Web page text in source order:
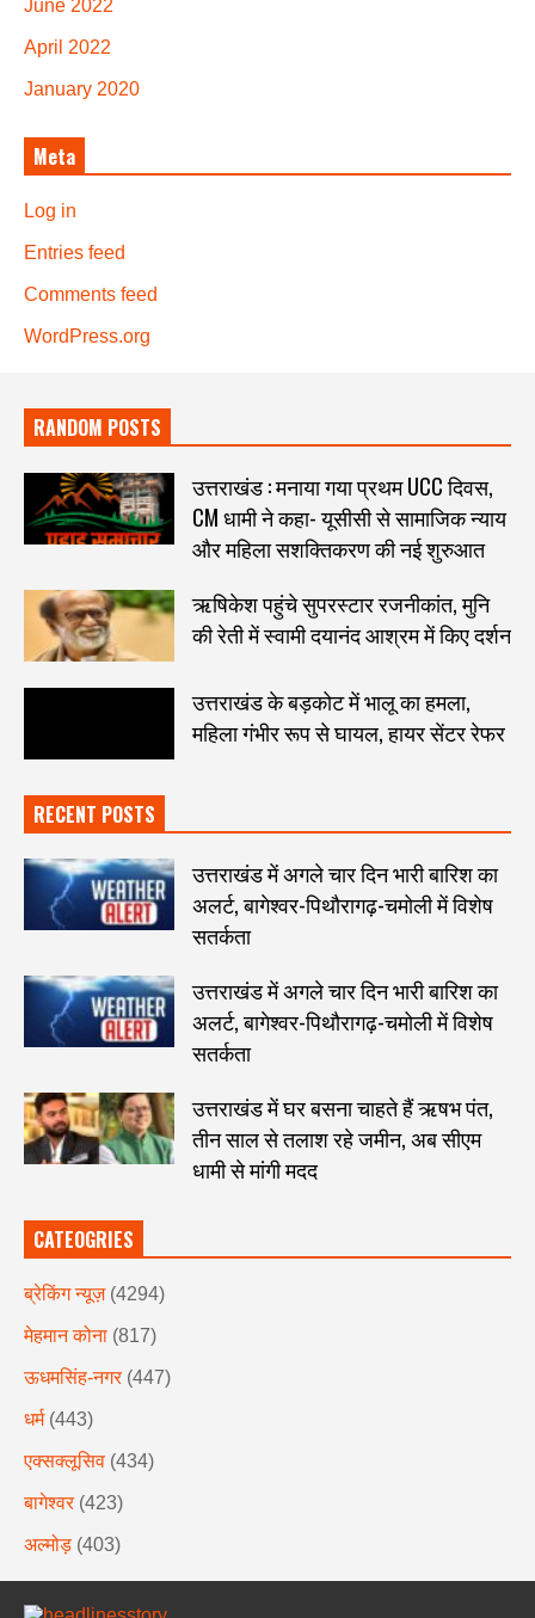
June 2022
April 2022
January 2020
Meta
Log in
Entries feed
Comments feed
WordPress.org
RANDOM POSTS
उत्तराखंड : मनाया गया प्रथम UCC दिवस,
CM धामी ने कहा- यूसीसी से सामाजिक न्याय
और महिला सशक्तिकरण की नई शुरुआत
ऋषिकेश पहुंचे सुपरस्टार रजनीकांत, मुनि
की रेती में स्वामी दयानंद आश्रम में किए दर्शन
उत्तराखंड के बड़कोट में भालू का हमला,
महिला गंभीर रूप से घायल, हायर सेंटर रेफर
RECENT POSTS
उत्तराखंड में अगले चार दिन भारी बारिश का
अलर्ट, बागेश्वर-पिथौरागढ़-चमोली में विशेष
सतर्कता
उत्तराखंड में अगले चार दिन भारी बारिश का
अलर्ट, बागेश्वर-पिथौरागढ़-चमोली में विशेष
सतर्कता
उत्तराखंड में घर बसना चाहते हैं ऋषभ पंत,
तीन साल से तलाश रहे जमीन, अब सीएम
धामी से मांगी मदद
CATEOGRIES
ब्रेकिंग न्यूज़ (4294)
मेहमान कोना (817)
ऊधमसिंह-नगर (447)
धर्म (443)
एक्सक्लूसिव (434)
बागेश्वर (423)
अल्मोड़ (403)